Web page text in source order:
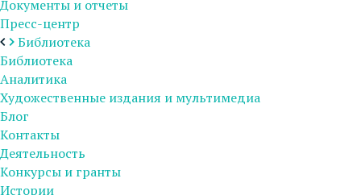
Документы и отчеты
Пресс-центр
Библиотека
Библиотека
Аналитика
Художественные издания и мультимедиа
Блог
Контакты
Деятельность
Конкурсы и гранты
Истории